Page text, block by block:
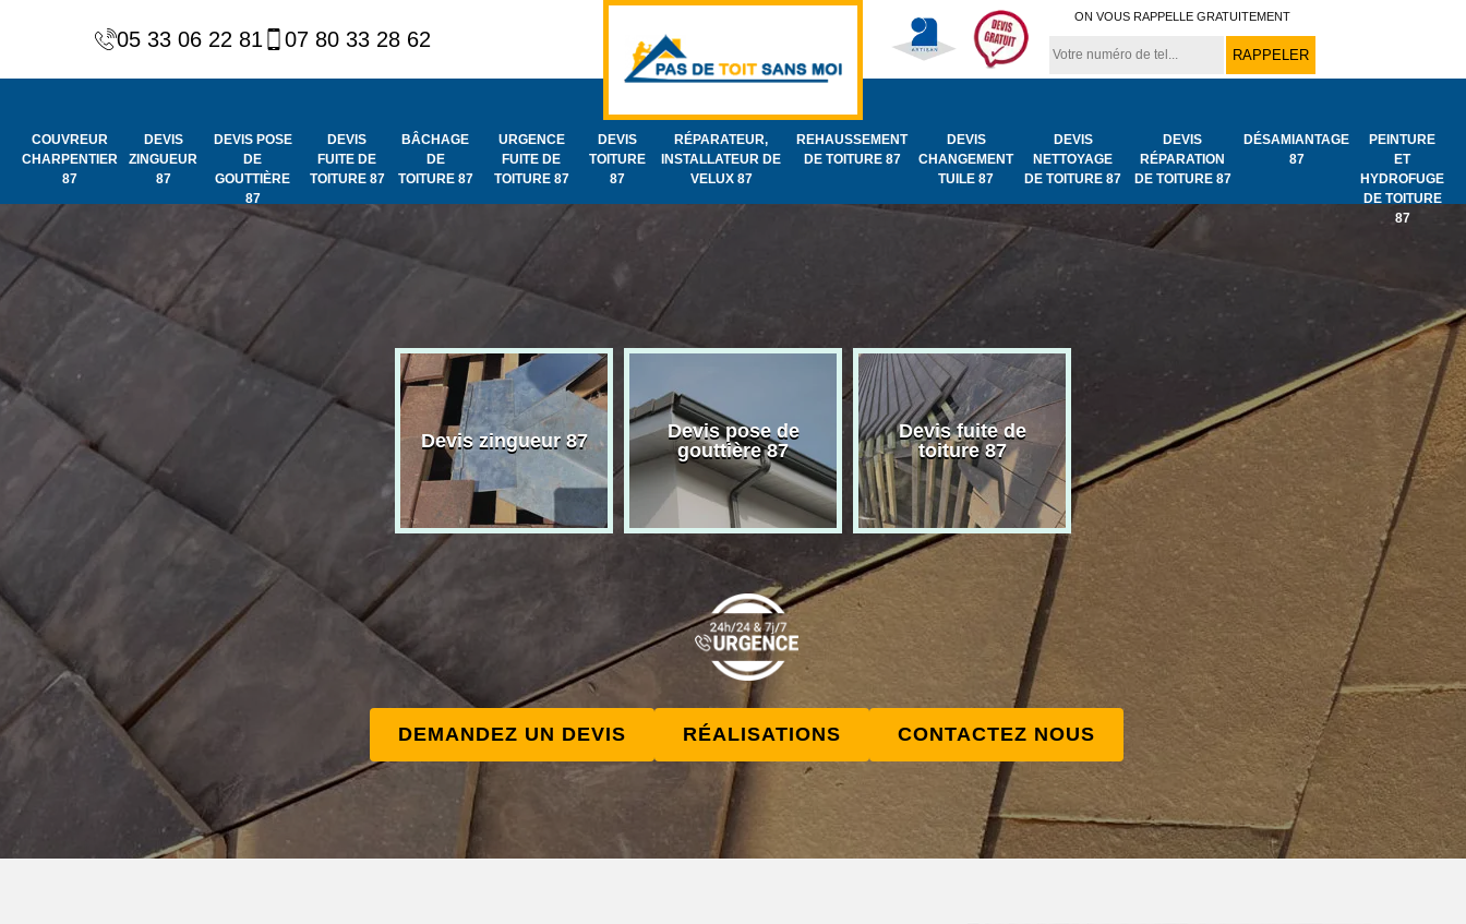
05 33 06 22 81 07 80 33 28 62
ON VOUS RAPPELLE GRATUITEMENT
COUVREUR
CHARPENTIER
87
DEVIS
ZINGUEUR
87
DEVIS POSE
DE
GOUTTIÈRE
87
DEVIS
FUITE DE
TOITURE 87
BÂCHAGE
DE
TOITURE 87
URGENCE
FUITE DE
TOITURE 87
DEVIS
TOITURE
87
RÉPARATEUR,
INSTALLATEUR DE
VELUX 87
REHAUSSEMENT
DE TOITURE 87
DEVIS
CHANGEMENT
TUILE 87
DEVIS
NETTOYAGE
DE TOITURE 87
DEVIS
RÉPARATION
DE TOITURE 87
DÉSAMIANTAGE
87
PEINTURE
ET
HYDROFUGE
DE TOITURE
87
et
de
toiture 87
Couvreur
charpentier 87
Devis zingueur 87
Devis pose de
gouttière 87
Devis fuite de
toiture 87
Bâchage de toiture
87
Urgence
toiture 87
DEMANDEZ UN DEVIS RÉALISATIONS CONTACTEZ NOUS